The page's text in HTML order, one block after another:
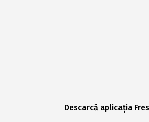
Descarcă aplicația